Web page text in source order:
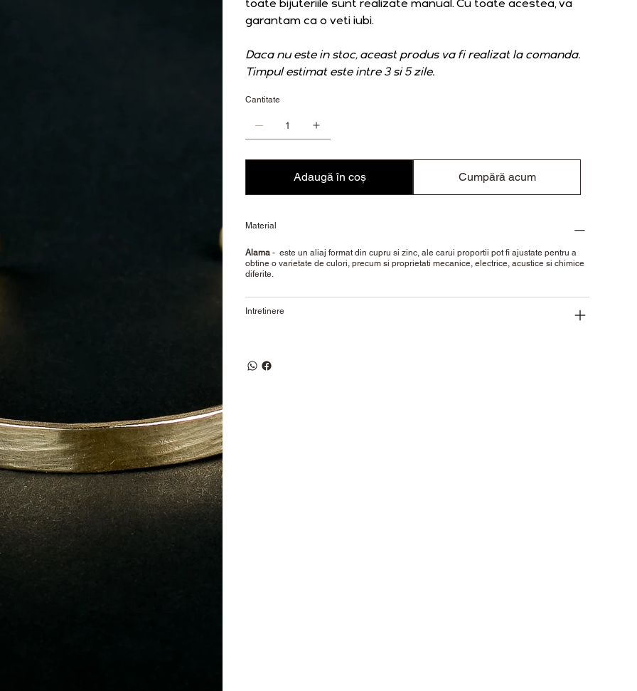
toate bijuteriile sunt realizate manual. Cu toate acestea, va
garantam ca o veti iubi.
Daca nu este in stoc, aceast produs va fi realizat la comanda.
Timpul estimat este intre 3 si 5 zile.
Cantitate
Adaugă în coș Cumpără acum
Material
Alama- este un aliaj format din cupru si zinc, ale carui proportii pot fi ajustate pentru a
obtine o varietate de culori, precum si proprietati mecanice, electrice, acustice si chimice
diferite.
Intretinere